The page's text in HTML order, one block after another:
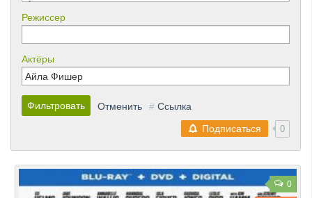
Режиссер
Актёры
Фильтровать Отменить # Ссылка
Подписаться
0
0